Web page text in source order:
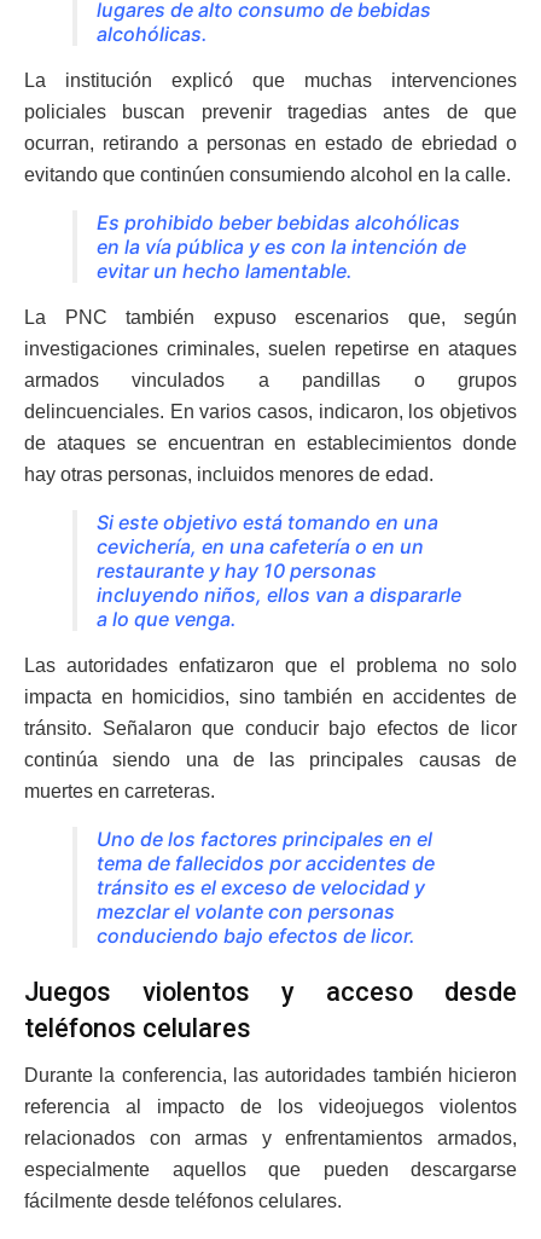
lugares de alto consumo de bebidas
alcohólicas.
La institución explicó que muchas intervenciones
policiales buscan prevenir tragedias antes de que
ocurran, retirando a personas en estado de ebriedad o
evitando que continúen consumiendo alcohol en la calle.
Es prohibido beber bebidas alcohólicas
en la vía pública y es con la intención de
evitar un hecho lamentable.
La PNC también expuso escenarios que, según
investigaciones criminales, suelen repetirse en ataques
armados vinculados a pandillas o grupos
delincuenciales. En varios casos, indicaron, los objetivos
de ataques se encuentran en establecimientos donde
hay otras personas, incluidos menores de edad.
Si este objetivo está tomando en una
cevichería, en una cafetería o en un
restaurante y hay 10 personas
incluyendo niños, ellos van a dispararle
a lo que venga.
Las autoridades enfatizaron que el problema no solo
impacta en homicidios, sino también en accidentes de
tránsito. Señalaron que conducir bajo efectos de licor
continúa siendo una de las principales causas de
muertes en carreteras.
Uno de los factores principales en el
tema de fallecidos por accidentes de
tránsito es el exceso de velocidad y
mezclar el volante con personas
conduciendo bajo efectos de licor.
Juegos violentos y acceso desde
teléfonos celulares
Durante la conferencia, las autoridades también hicieron
referencia al impacto de los videojuegos violentos
relacionados con armas y enfrentamientos armados,
especialmente aquellos que pueden descargarse
fácilmente desde teléfonos celulares.